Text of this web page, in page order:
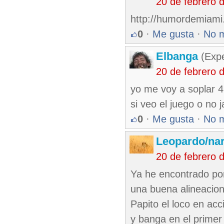
http://
0 · Me gusta · No
Elbanga
20 de febrero
yo me voy a soplar
si veo el juego o no
0 · Me gusta · No
Leopardo/
20 de febrero
Ya he encontrado
una buena alineacion
Papito el loco en
y banga en el primer